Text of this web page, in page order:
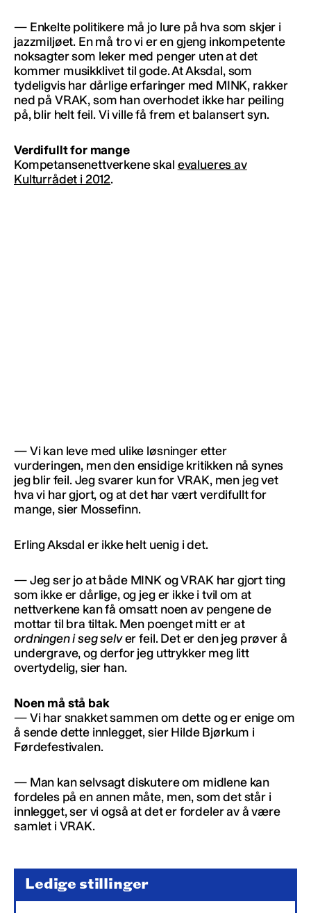
— Enkelte politikere må jo lure på hva som skjer i
jazzmiljøet. En må tro vi er en gjeng inkompetente
noksagter som leker med penger uten at det
kommer musikklivet til gode. At Aksdal, som
tydeligvis har dårlige erfaringer med MINK, rakker
ned på VRAK, som han overhodet ikke har peiling
på, blir helt feil. Vi ville få frem et balansert syn.
Verdifullt for mange
Kompetansenettverkene skal evalueres av
Kulturrådet i 2012.
— Vi kan leve med ulike løsninger etter
vurderingen, men den ensidige kritikken nå synes
jeg blir feil. Jeg svarer kun for VRAK, men jeg vet
hva vi har gjort, og at det har vært verdifullt for
mange, sier Mossefinn.
Erling Aksdal er ikke helt uenig i det.
— Jeg ser jo at både MINK og VRAK har gjort ting
som ikke er dårlige, og jeg er ikke i tvil om at
nettverkene kan få omsatt noen av pengene de
mottar til bra tiltak. Men poenget mitt er at
ordningen i seg selver feil. Det er den jeg prøver å
undergrave, og derfor jeg uttrykker meg litt
overtydelig, sier han.
Noen må stå bak
— Vi har snakket sammen om dette og er enige om
å sende dette innlegget, sier Hilde Bjørkum i
Førdefestivalen.
— Man kan selvsagt diskutere om midlene kan
fordeles på en annen måte, men, som det står i
innlegget, ser vi også at det er fordeler av å være
samlet i VRAK.
Ledige stillinger